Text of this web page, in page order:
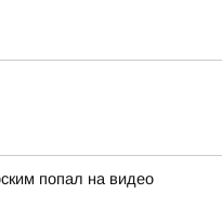
попал на видео